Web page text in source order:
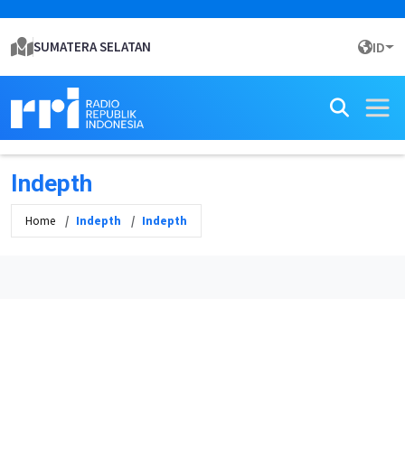
SUMATERA SELATAN ID
Indepth
Home Indepth Indepth